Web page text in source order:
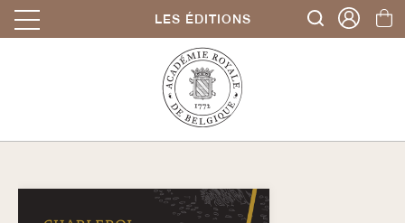
LES ÉDITIONS